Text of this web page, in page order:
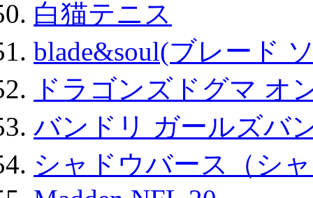
白猫テニス
blade&soul(ブレード
ドラゴンズドグマ オ
バンドリ ガールズバ
シャドウバース（シ